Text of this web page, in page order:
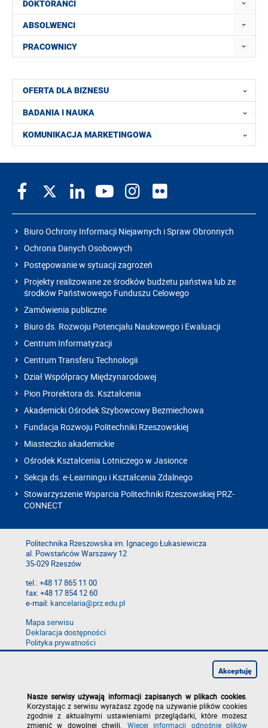
DOKTORANCI
ABSOLWENCI
PRACOWNICY
OFERTA DLA BIZNESU
BADANIA I NAUKA
KOMUNIKACJA MARKETINGOWA
Biuro Ochrony Informacji Niejawnych i Spraw Obronnych
Ochrona Danych Osobowych
Postępowanie w sytuacji zagrożeń
Projekty realizowane ze środków budżetu państwa lub ze
środków Państwowego Funduszu Celowego
Zamówienia publiczne
Biuro ds. Rozwoju Potencjału Naukowego i Ewaluacji
Centrum Informatyzacji
Centrum Transferu Technologii
Dział Współpracy Międzynarodowej
Pion Prorektora ds. Kształcenia
Akademicki Ośrodek Szybowcowy Bezmiechowa
Fundacja Rozwoju Politechniki Rzeszowskiej
Miasteczko akademickie
Ośrodek Kształcenia Lotniczego w Jasionce
Sekcja ds. e-Learningu i Kształcenia Zdalnego
Stowarzyszenie Wsparcia Politechniki Rzeszowskiej PRZ-
CONNECT
Politechnika Rzeszowska im. Ignacego Łukasiewicza
al. Powstańców Warszawy 12
35-029 Rzeszów
tel.: +48 17 865 11 00
fax: +48 17 854 12 60
e-mail:kancelaria@prz.edu.pl
Mapa serwisu
Deklaracja dostępności
Polityka prywatności
Zgłoś błąd na stronie
Nasze serwisy używają informacji zapisanych w plikach cookies
Korzystając z serwisu wyrażasz zgodę na używanie plików cookies
zgodnie z aktualnymi ustawieniami przeglądarki, które możesz
zmienić w dowolnej chwili. Więcej informacji odnośnie plików
Akceptuję